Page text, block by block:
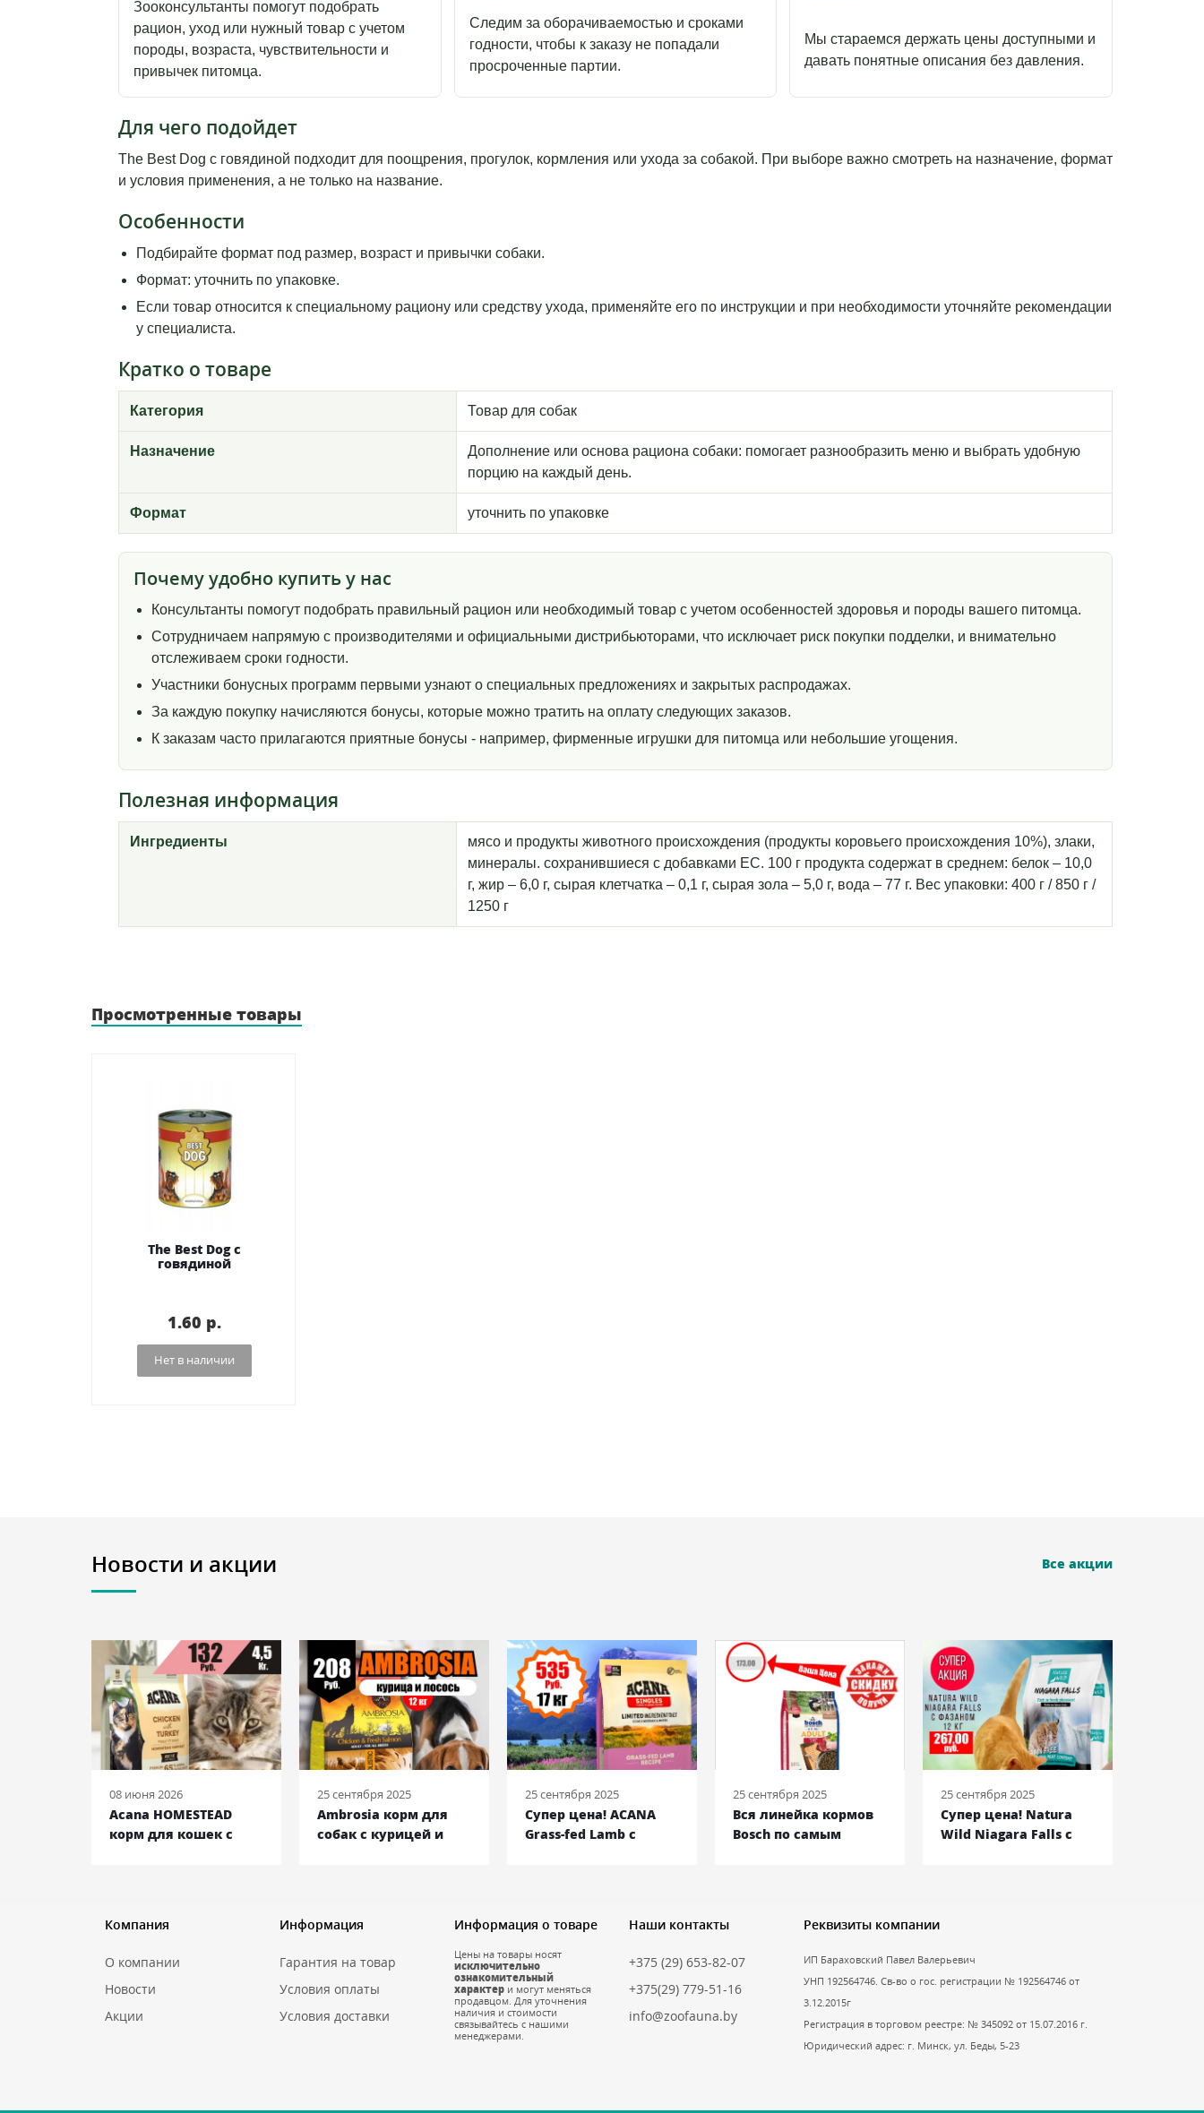
Зооконсультанты помогут подобрать
рацион, уход или нужный товар с учетом
породы, возраста, чувствительности и
привычек питомца.
Следим за оборачиваемостью и сроками
годности, чтобы к заказу не попадали
просроченные партии.
Мы стараемся держать цены доступными и
давать понятные описания без давления.
Для чего подойдет
The Best Dog с говядиной подходит для поощрения, прогулок, кормления или ухода за собакой. При выборе важно смотреть на назначение, формат
и условия применения, а не только на название.
Особенности
Подбирайте формат под размер, возраст и привычки собаки.
Формат: уточнить по упаковке.
Если товар относится к специальному рациону или средству ухода, применяйте его по инструкции и при необходимости уточняйте рекомендации
у специалиста.
Кратко о товаре
Категория Товар для собак
Назначение
Дополнение или основа рациона собаки: помогает разнообразить меню и выбрать удобную
порцию на каждый день.
Формат уточнить по упаковке
Почему удобно купить у нас
Консультанты помогут подобрать правильный рацион или необходимый товар с учетом особенностей здоровья и породы вашего питомца.
Сотрудничаем напрямую с производителями и официальными дистрибьюторами, что исключает риск покупки подделки, и внимательно
отслеживаем сроки годности.
Участники бонусных программ первыми узнают о специальных предложениях и закрытых распродажах.
За каждую покупку начисляются бонусы, которые можно тратить на оплату следующих заказов.
К заказам часто прилагаются приятные бонусы - например, фирменные игрушки для питомца или небольшие угощения.
Полезная информация
Ингредиенты
мясо и продукты животного происхождения (продукты коровьего происхождения 10%), злаки,
минералы. сохранившиеся с добавками ЕС. 100 г продукта содержат в среднем: белок – 10,0
г, жир – 6,0 г, сырая клетчатка – 0,1 г, сырая зола – 5,0 г, вода – 77 г. Вес упаковки: 400 г / 850 г /
1250 г
Просмотренные товары
The Best Dog с
говядиной
1.60 p.
Нет в наличии
Новости и акции Все акции
08 июня 2026
Acana HOMESTEAD
корм для кошек с
25 сентября 2025
Ambrosia корм для
собак с курицей и
25 сентября 2025
Супер цена! ACANA
Grass-fed Lamb с
25 сентября 2025
Вся линейка кормов
Bosch по самым
25 сентября 2025
Супер цена! Natura
Wild Niagara Falls c
Компания
О компании
Новости
Акции
Информация
Гарантия на товар
Условия оплаты
Условия доставки
Информация о товаре
Цены на товары носят
исключительно
ознакомительный
характер и могут меняться
продавцом. Для уточнения
наличия и стоимости
связывайтесь с нашими
менеджерами.
Наши контакты
+375 (29) 653-82-07
+375(29) 779-51-16
info@zoofauna.by
Реквизиты компании
ИП Бараховский Павел Валерьевич
УНП 192564746. Св-во о гос. регистрации № 192564746 от
3.12.2015г
Регистрация в торговом реестре: № 345092 от 15.07.2016 г.
Юридический адрес: г. Минск, ул. Беды, 5-23